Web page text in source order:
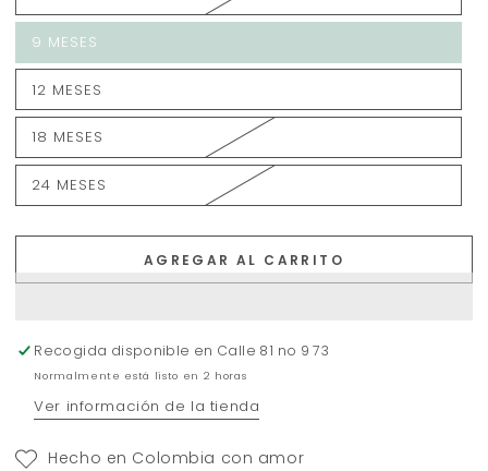
9 MESES
12 MESES
18 MESES
24 MESES
AGREGAR AL CARRITO
Recogida disponible en Calle 81 no 9 73
Normalmente está listo en 2 horas
Ver información de la tienda
Hecho en Colombia con amor